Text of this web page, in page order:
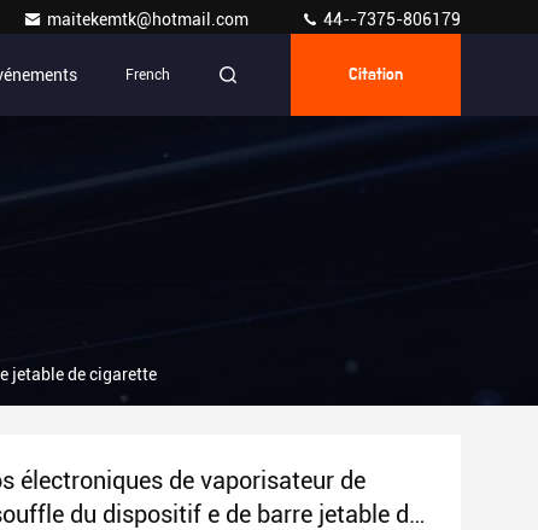
maitekemtk@hotmail.com 44--7375-806179
French Citation
jetable de cigarette
électroniques de vaporisateur de
du dispositif e de barre jetable de